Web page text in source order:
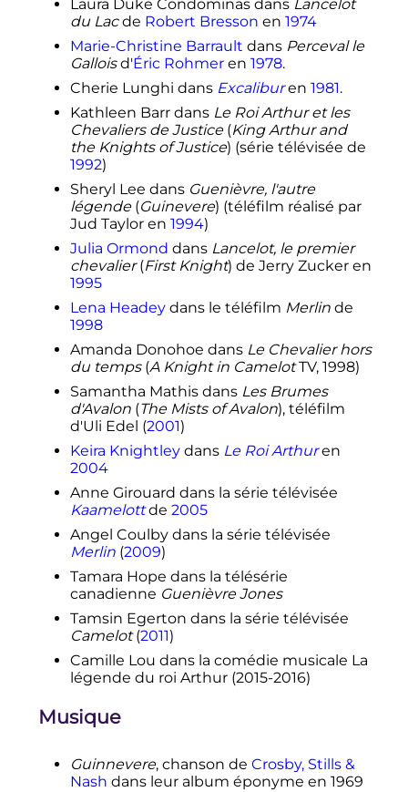
Laura Duke Condominas dans Lancelot
du Lacde Robert Bresson en 1974
Marie-Christine Barrault dans Perceval le
Galloisd'Éric Rohmeren 1978.
Cherie Lunghi dans Excaliburen 1981.
Kathleen Barr dans Le Roi Arthur et les
Chevaliers de Justice(King Arthur and
the Knights of Justice) (série télévisée de
1992)
Sheryl Lee dans Guenièvre, l'autre
légende(Guinevere) (téléfilm réalisé par
Jud Taylor en 1994)
Julia Ormond dans Lancelot, le premier
chevalier(First Knight) de Jerry Zucker en
1995
Lena Headeydans le téléfilm Merlinde
1998
Amanda Donohoe dans Le Chevalier hors
du temps(A Knight in CamelotTV, 1998)
Samantha Mathis dans Les Brumes
d'Avalon(The Mists of Avalon), téléfilm
d'Uli Edel (2001)
Keira Knightleydans Le Roi Arthuren
2004
Anne Girouard dans la série télévisée
Kaamelottde 2005
Angel Coulby dans la série télévisée
Merlin(2009)
Tamara Hope dans la télésérie
canadienne Guenièvre Jones
Tamsin Egerton dans la série télévisée
Camelot(2011)
Camille Lou dans la comédie musicale La
légende du roi Arthur (2015-2016)
Musique
Guinnevere, chanson de Crosby, Stills &
Nash dans leur album éponyme en 1969